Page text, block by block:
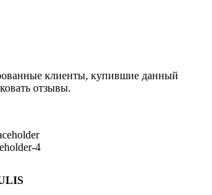
клиенты, купившие данный
отзывы.